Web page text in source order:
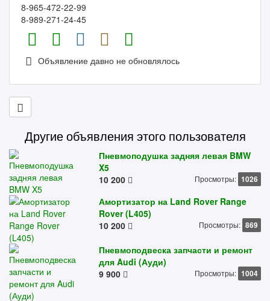
8-965-472-22-99
8-989-271-24-45
Объявление давно не обновлялось
Другие объявления этого пользователя
Пневмоподушка задняя левая BMW
X5
10 200
Просмотры: 1026
Амортизатор на Land Rover Range
Rover (L405)
10 200
Просмотры: 869
Пневмоподвеска запчасти и ремонт
для Audi (Ауди)
9 900
Просмотры: 1004